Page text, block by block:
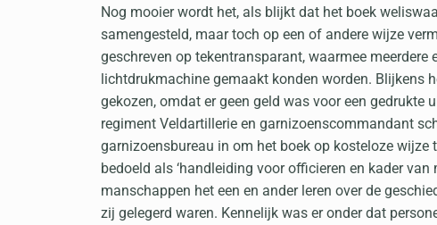
Nog mooier wordt het, als blijkt dat het boek
samengesteld, maar toch op een of andere wijze
geschreven op tekentransparant, waarmee meerdere
lichtdrukmachine gemaakt konden worden. Blijkens
gekozen, omdat er geen geld was voor een gedrukte
regiment Veldartillerie en garnizoenscommandant
garnizoensbureau in om het boek op kosteloze wijze
bedoeld als ‘handleiding voor officieren en kader van
manschappen het een en ander leren over de
zij gelegerd waren. Kennelijk was er onder dat